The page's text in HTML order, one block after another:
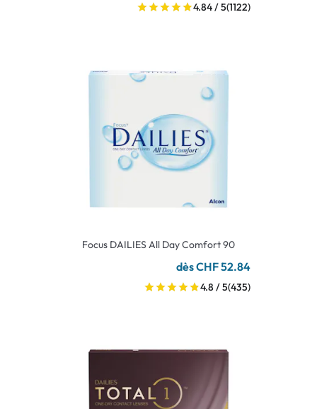
4.84 / 5(1122)
Focus DAILIES All Day Comfort 90
dès CHF 52.84
4.8 / 5(435)